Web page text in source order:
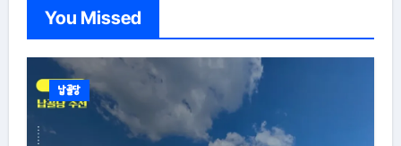
You Missed
납골당